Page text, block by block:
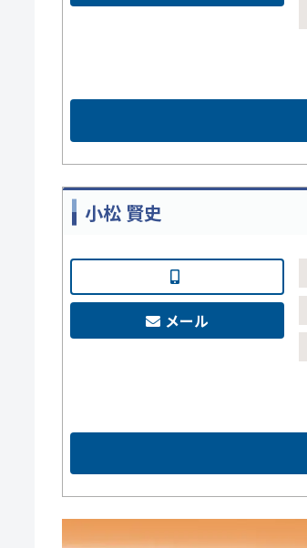
小松 賢史
メール